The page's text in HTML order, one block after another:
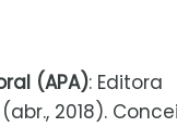
(APA): Editora
2018).